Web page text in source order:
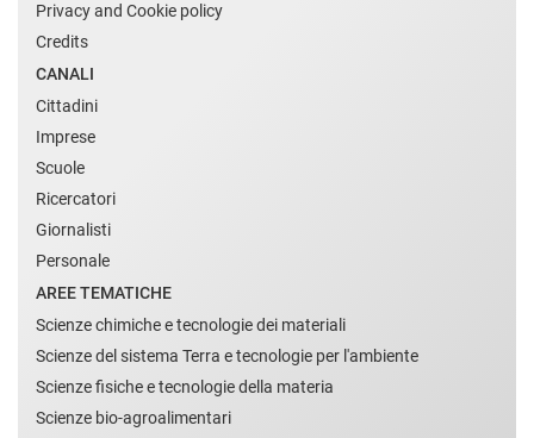
Privacy and Cookie policy
Credits
CANALI
Cittadini
Imprese
Scuole
Ricercatori
Giornalisti
Personale
AREE TEMATICHE
Scienze chimiche e tecnologie dei materiali
Scienze del sistema Terra e tecnologie per l'ambiente
Scienze fisiche e tecnologie della materia
Scienze bio-agroalimentari